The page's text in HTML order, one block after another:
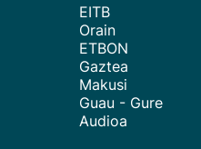
EITB
Orain
ETBON
Gaztea
Makusi
Guau - Gure
Audioa